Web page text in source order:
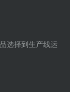
选择到生产线运